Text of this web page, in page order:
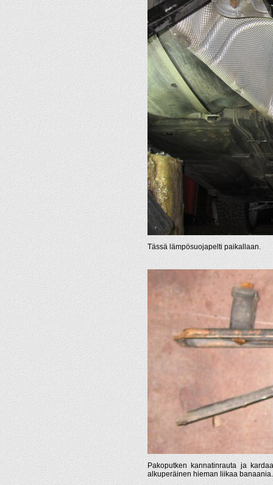
Tässä lämpösuojapelti paikallaan.
Pakoputken kannatinrauta ja
alkuperäinen hieman liikaa banaania.